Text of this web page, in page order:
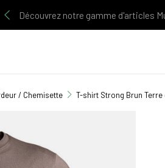
Découvrez notre gamme d'articles
/ Chemisette T-shirt Strong Brun